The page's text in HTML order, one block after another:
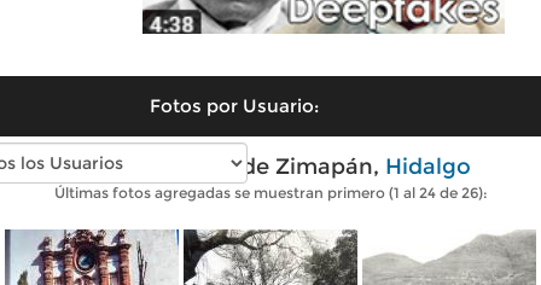
Fotos por Usuario:
Fotos antiguas de Zimapán, Hidalgo
Últimas fotos agregadas se muestran primero (1 al 24 de 26):